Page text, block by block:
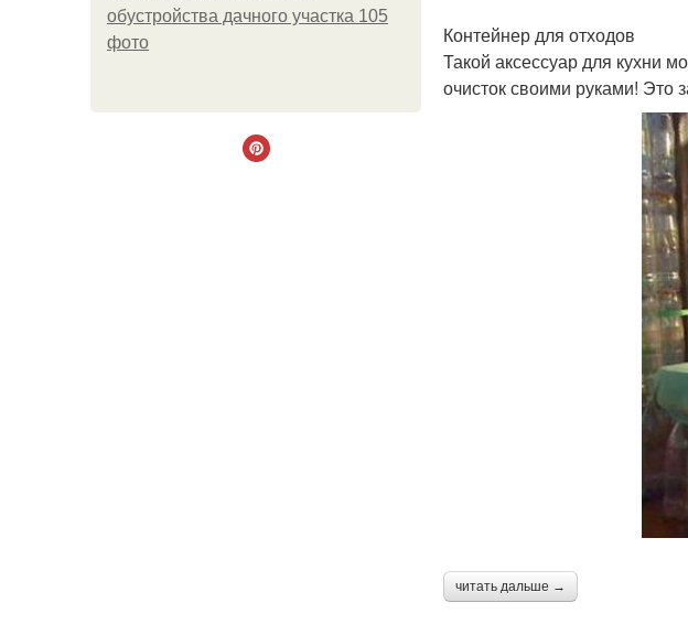
обустройства дачного участка 105
фото
Контейнер для отходов
Такой аксессуар для кухни
очисток своими руками! Это
читать дальше →